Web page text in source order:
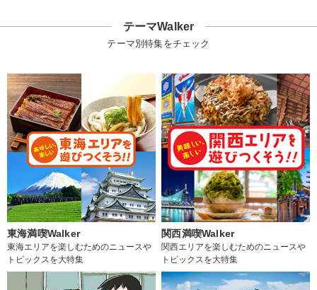
テーマWalker
テーマ別特集をチェック
東海満喫Walker
東海エリアを楽しむためのニュースや
トピックスを大特集
関西満喫Walker
関西エリアを楽しむためのニュースや
トピックスを大特集